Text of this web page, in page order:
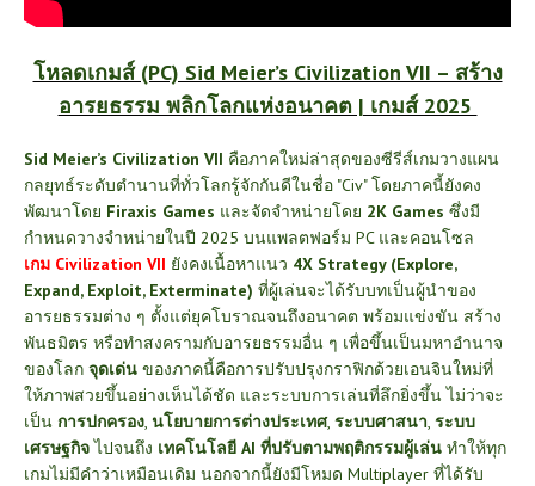
โหลดเกมส์ (PC) Sid Meier’s Civilization VII – สร้าง
อารยธรรม พลิกโลกแห่งอนาคต | เกมส์ 2025
Sid Meier’s Civilization VII คือภาคใหม่ล่าสุดของซีรีส์เกมวางแผน
กลยุทธ์ระดับตำนานที่ทั่วโลกรู้จักกันดีในชื่อ "Civ" โดยภาคนี้ยังคง
พัฒนาโดย Firaxis Games และจัดจำหน่ายโดย 2K Games ซึ่งมี
กำหนดวางจำหน่ายในปี 2025 บนแพลตฟอร์ม PC และคอนโซล
เกม Civilization VII ยังคงเนื้อหาแนว 4X Strategy (Explore,
Expand, Exploit, Exterminate) ที่ผู้เล่นจะได้รับบทเป็นผู้นำของ
อารยธรรมต่าง ๆ ตั้งแต่ยุคโบราณจนถึงอนาคต พร้อมแข่งขัน สร้าง
พันธมิตร หรือทำสงครามกับอารยธรรมอื่น ๆ เพื่อขึ้นเป็นมหาอำนาจ
ของโลก จุดเด่น ของภาคนี้คือการปรับปรุงกราฟิกด้วยเอนจินใหม่ที่
ให้ภาพสวยขึ้นอย่างเห็นได้ชัด และระบบการเล่นที่ลึกยิ่งขึ้น ไม่ว่าจะ
เป็น การปกครอง นโยบายการต่างประเทศ, ระบบศาสนา ระบบ
เศรษฐกิจไปจนถึง เทคโนโลยี AI ที่ปรับตามพฤติกรรมผู้เล่น ทำให้ทุก
เกมไม่มีคำว่าเหมือนเดิม นอกจากนี้ยังมีโหมด Multiplayer ที่ได้รับ